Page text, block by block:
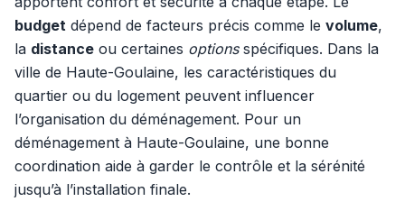
budget dépend de facteurs précis comme le volume,
la distance ou certaines optionsspécifiques. Dans la
ville de Haute-Goulaine, les caractéristiques du
quartier ou du logement peuvent influencer
l’organisation du déménagement. Pour un
déménagement à Haute-Goulaine, une bonne
coordination aide à garder le contrôle et la sérénité
jusqu’à l’installation finale.